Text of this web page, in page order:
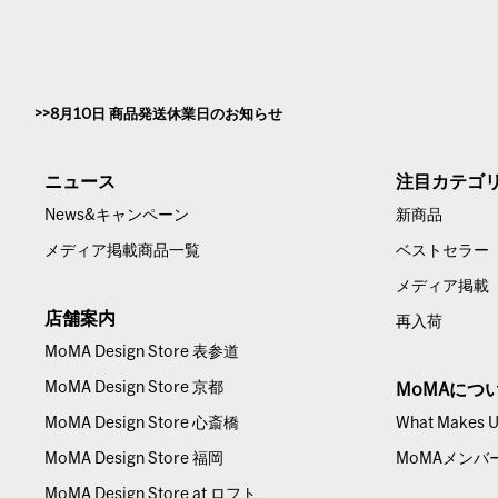
8月10日 商品発送休業日のお知らせ
ニュース
News&キャンペーン
メディア掲載商品一覧
店舗案内
MoMA Design Store 表参道
MoMA Design Store 京都
MoMA Design Store 心斎橋
MoMA Design Store 福岡
MoMA Design Store at ロフト
注目カテゴ
新商品
ベストセラー
メディア掲載
再入荷
MoMAにつ
What Makes
MoMAメンバ